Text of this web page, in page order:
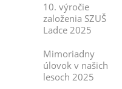
10. výročie
založenia SZUŠ
Ladce 2025
Mimoriadny
úlovok v našich
lesoch 2025